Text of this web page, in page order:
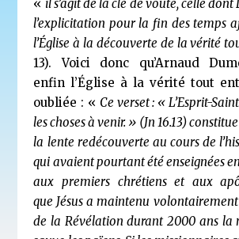
« il s’agit dela clé de voûte,celle dont
l’explicitation pour la fin des temps
l’Église à la découverte de la vérité
13). Voici donc qu’Arnaud
enfin l’Église à la vérité tout
oubliée : « Ce verset : « L’Esprit-
les choses à venir. » (Jn 16.13)
la lente redécouverte au cours de
qui avaient pourtant été enseignées
aux premiers chrétiens et aux
que Jésus a maintenu
de la Révélation durant 2000 ans la